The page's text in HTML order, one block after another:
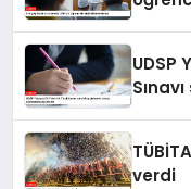
UDSP
verdi